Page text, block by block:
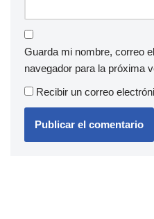
Guarda mi nombre, correo
navegador para la próxima
Recibir un correo